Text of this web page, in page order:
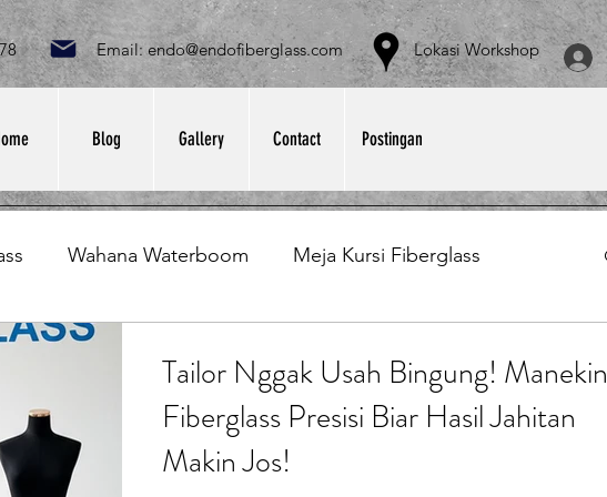
578 Email:endo@endofiberglass.comLokasi Workshop
Blog Gallery Contact Postingan
Wahana Waterboom Meja Kursi Fiberglass
Sirkus Waterplay
Lining Fiberglass Ilmu Fiberglass
Tailor Nggak Usah Bingung! Manekin
Fiberglass Presisi Biar Hasil Jahitan
Makin Jos!